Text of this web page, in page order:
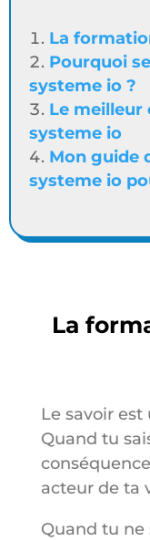
La
Pourquoi
systeme io ?
Le
systeme io
Mon guide
systeme io
La
Le savoir
Quand tu
acteur de ta
Quand tu ne